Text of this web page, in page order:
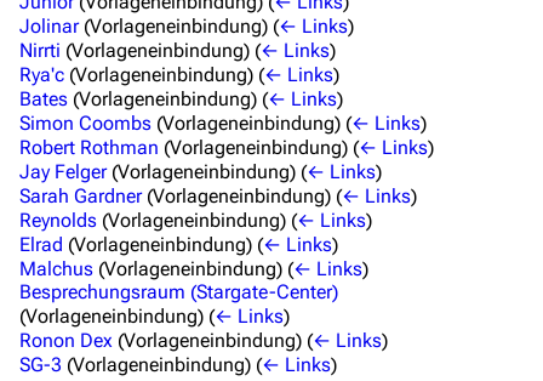
Zeitleiste
Fanprojekte
Kommerzielles
Mitmachen
Hilfe
Autorenportal
Themengruppen
Letzte Änderungen
Jolinar(Vorlageneinbindung) (← Links)
Nirrti (Vorlageneinbindung) (← Links)
Rya'c (Vorlageneinbindung) (← Links)
Bates (Vorlageneinbindung) (← Links)
Simon Coombs (Vorlageneinbindung) (← Links)
Robert Rothman (Vorlageneinbindung) (← Links)
Jay Felger(Vorlageneinbindung) (← Links)
Sarah Gardner(Vorlageneinbindung) (← Links)
Reynolds (Vorlageneinbindung) (← Links)
Elrad (Vorlageneinbindung) (← Links)
Malchus (Vorlageneinbindung) (← Links)
Besprechungsraum (Stargate-Center)
(Vorlageneinbindung) (← Links)
Ronon Dex (Vorlageneinbindung) (← Links)
SG-3 (Vorlageneinbindung) (← Links)